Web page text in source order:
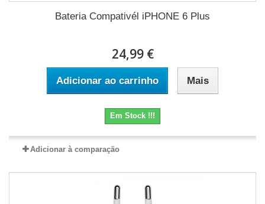
Bateria Compativél iPHONE 6 Plus
24,99 €
Adicionar ao carrinho Mais
Em Stock !!!
Adicionar à comparação